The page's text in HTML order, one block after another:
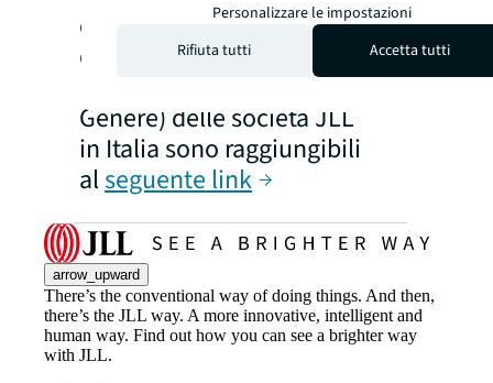
di Organizzazione Gestione
e Controllo e le Politiche
Interne (ISO e Parità di
Genere) delle società JLL
in Italia sono raggiungibili
alseguente link
arrow_upward
There’s the conventional way of doing things. And then,
there’s the JLL way. A more innovative, intelligent and
human way. Find out how you can see a brighter way
with JLL.
Personalizzare le impostazioni
Rifiuta tutti
Accetta tutti